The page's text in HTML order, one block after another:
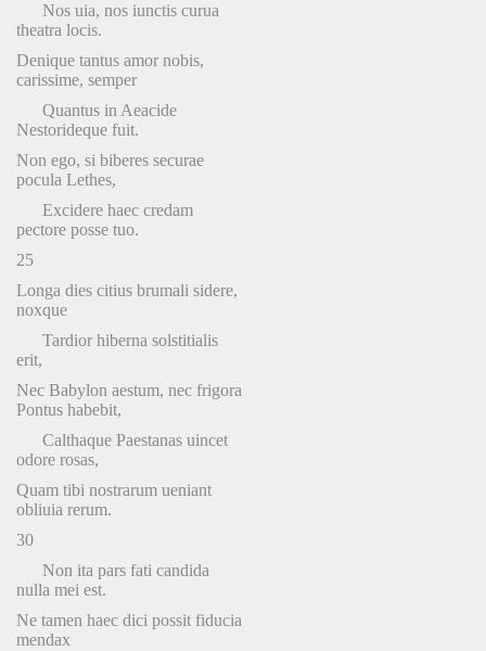
Nos uia, nos iunctis curua
theatra locis.
Denique tantus amor nobis,
carissime, semper
Quantus in Aeacide
Nestorideque fuit.
Non ego, si biberes securae
pocula Lethes,
Excidere haec credam
pectore posse tuo.
25
Longa dies citius brumali sidere,
noxque
Tardior hiberna solstitialis
erit,
Nec Babylon aestum, nec frigora
Pontus habebit,
Calthaque Paestanas uincet
odore rosas,
Quam tibi nostrarum ueniant
obliuia rerum.
30
Non ita pars fati candida
nulla mei est.
Ne tamen haec dici possit fiducia
mendax